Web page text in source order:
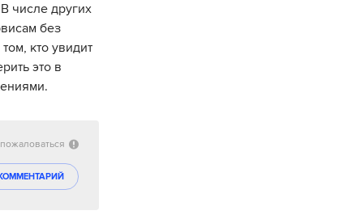
числе других
без
кто увидит
это в
пожаловаться